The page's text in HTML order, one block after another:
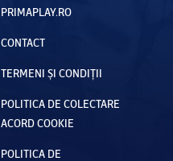
PRIMAPLAY.RO
CONTACT
TERMENI ȘI CONDIȚII
POLITICA DE COLECTARE
ACORD COOKIE
POLITICA DE